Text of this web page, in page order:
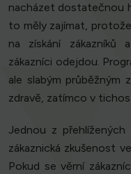
nacházet dostatečnou
to měly zajímat,
na získání
zákazníci odejdou.
ale slabým průběžným
zdravě, zatímco v
Jednou z
zákaznická zkušenost
Pokud se věrní